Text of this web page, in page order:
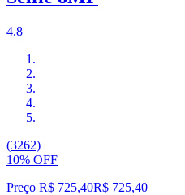
4.8
(3262)
10% OFF
Preço R$ 725,40R$ 725,40